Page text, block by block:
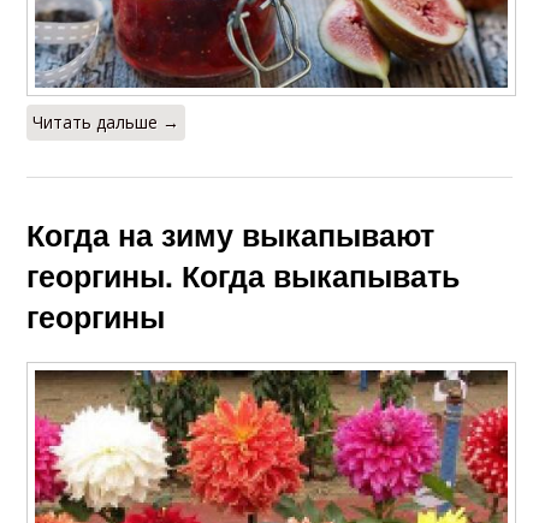
Читать дальше →
Когда на зиму выкапывают
георгины. Когда выкапывать
георгины